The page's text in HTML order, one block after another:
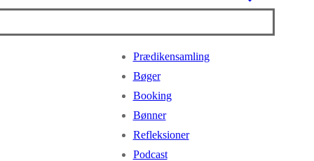
Prædikensamling
Bøger
Booking
Bønner
Refleksioner
Podcast